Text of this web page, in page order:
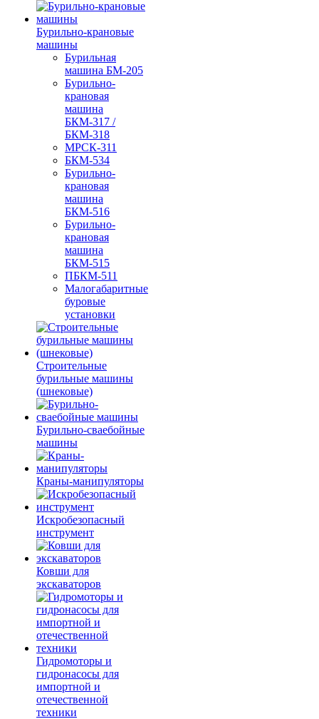
Бурильно-крановые
машины
Бурильная
машина БМ-205
Бурильно-
крановая
машина
БКМ-317 /
БКМ-318
МРСК-311
БКМ-534
Бурильно-
крановая
машина
БКМ-516
Бурильно-
крановая
машина
БКМ-515
ПБКМ-511
Малогабаритные
буровые
установки
Строительные
бурильные машины
(шнековые)
Бурильно-сваебойные
машины
Краны-манипуляторы
Искробезопасный
инструмент
Ковши для
экскаваторов
Гидромоторы и
гидронасосы для
импортной и
отечественной
техники